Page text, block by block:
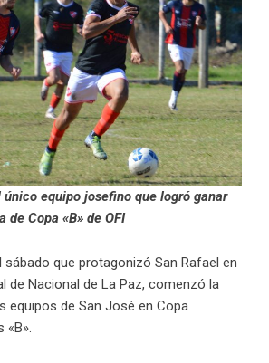
único equipo josefino que logró ganar
de Copa «B» de OFI
sábado que protagonizó San Rafael en
de Nacional de La Paz, comenzó la
equipos de San José en Copa
«B».